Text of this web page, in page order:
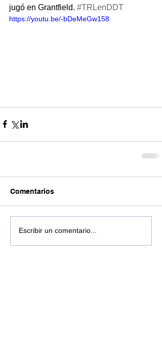
jugó en Grantfield. #TRLenDDT
https://youtu.be/-bDeMeGw158
Comentarios
Escribir un comentario...